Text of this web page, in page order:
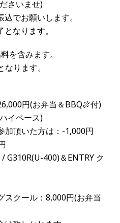
さいませ)
でお願いします。
なります。
を含みます。
ります。
円(お弁当＆BBQ🍖付)
イペース)
加頂いた方は：-1,000円
G310R(U-400)＆ENTRY ク
クール：8,000円(お弁当